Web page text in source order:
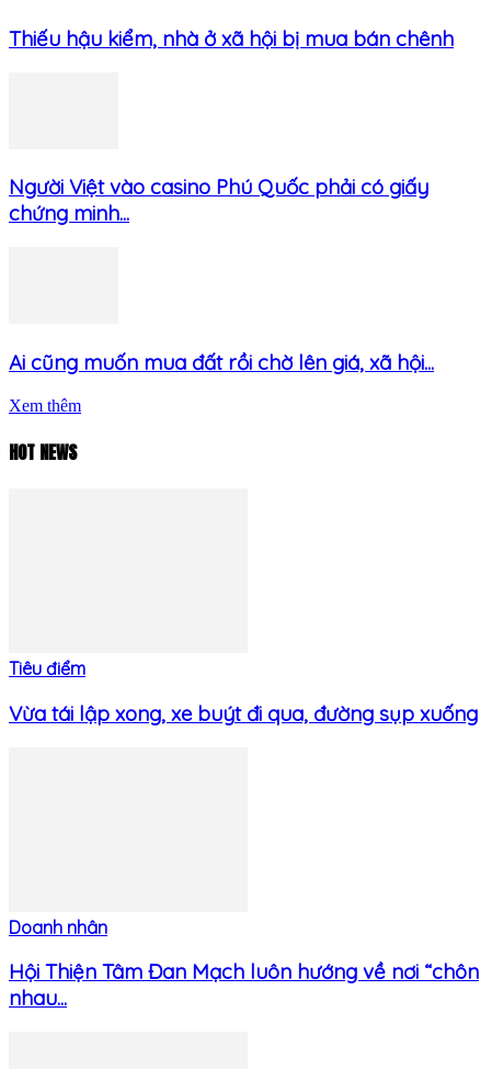
Thiếu hậu kiểm, nhà ở xã hội bị mua bán chênh
Người Việt vào casino Phú Quốc phải có giấy
chứng minh...
Ai cũng muốn mua đất rồi chờ lên giá, xã hội...
Xem thêm
HOT NEWS
Tiêu điểm
Vừa tái lập xong, xe buýt đi qua, đường sụp xuống
Doanh nhân
Hội Thiện Tâm Đan Mạch luôn hướng về nơi “chôn
nhau...